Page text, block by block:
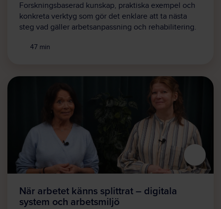
Forskningsbaserad kunskap, praktiska exempel och
konkreta verktyg som gör det enklare att ta nästa
steg vad gäller arbetsanpassning och rehabilitering.
47 min
När arbetet känns splittrat – digitala
system och arbetsmiljö